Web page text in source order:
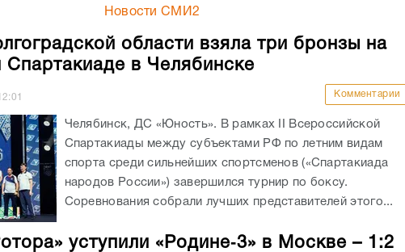
Новости СМИ2
области взяла три бронзы на
Спартакиаде в Челябинске
Комментарии
Челябинск, ДС «Юность». В рамках II Всероссийской
Спартакиады между субъектами РФ по летним видам
спорта среди сильнейших спортсменов («Спартакиада
народов России») завершился турнир по боксу.
Соревнования собрали лучших представителей этого...
уступили «Родине‑3» в Москве – 1:2